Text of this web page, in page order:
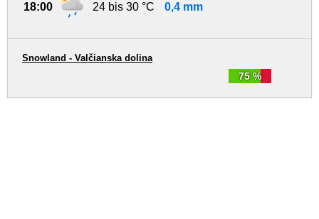
18:00 24 bis 30 °C 0,4 mm
75 %
Snowland - Valčianska dolina